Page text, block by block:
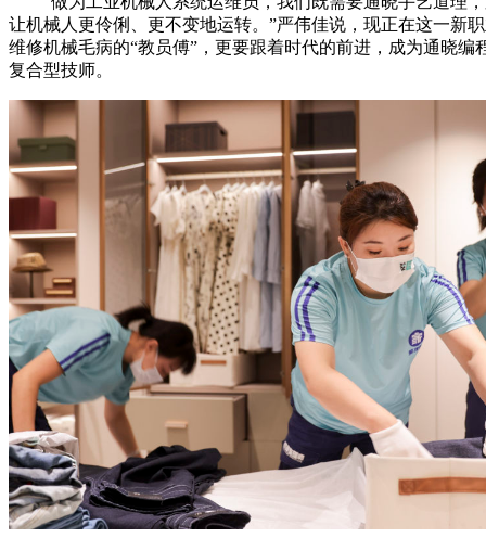
让机械人更伶俐、更不变地运转。”严伟佳说，现正在这一新
维修机械毛病的“教员傅”，更要跟着时代的前进，成为通晓编
复合型技师。